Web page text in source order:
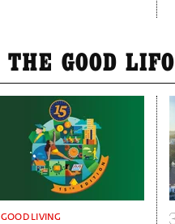
THE GOOD LIFO
GOOD LIVING